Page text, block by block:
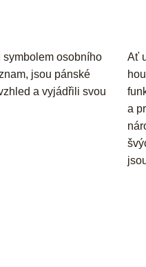
symbolem osobního
jsou pánské
a vyjádřili svou
Ať
a